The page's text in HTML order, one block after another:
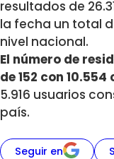
resultados de
la fecha un total
nivel nacional.
El número de
de 152 con 10.554
5.916 usuarios
país.
Seguir en